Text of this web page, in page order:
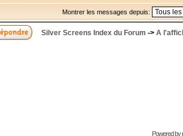
Montrer les messages depuis:
Silver Screens Index du Forum -> A
Powered by